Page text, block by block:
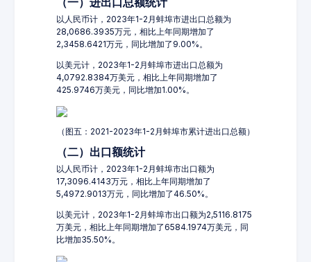
以人民币计，2023年1-2月蚌埠市进出口总额为
28,0686.3935万元，相比上年同期增加了
2,3458.6421万元，同比增加了9.00%。
以美元计，2023年1-2月蚌埠市进出口总额为
4,0792.8384万美元，相比上年同期增加了
425.9746万美元，同比增加1.00%。
（图五：2021-2023年1-2月蚌埠市累计进出口总额）
（二）出口额统计
以人民币计，2023年1-2月蚌埠市出口额为
17,3096.4143万元，相比上年同期增加了
5,4972.9013万元，同比增加了46.50%。
以美元计，2023年1-2月蚌埠市出口额为2,5116.8175
万美元，相比上年同期增加了6584.1974万美元，同
比增加35.50%。